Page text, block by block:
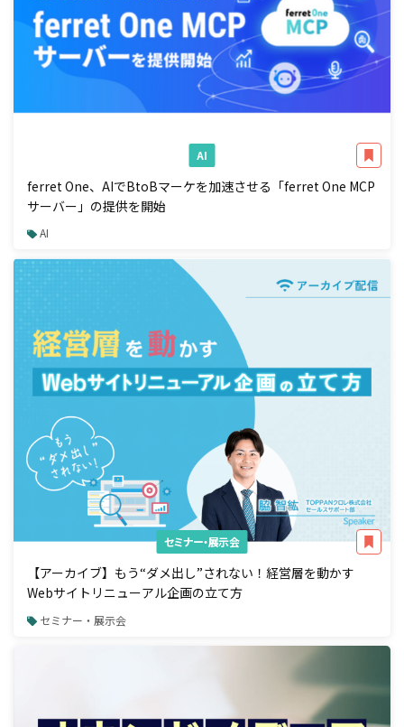
AI
ferret One、AIでBtoBマーケを加速させる「ferret One MCP
サーバー」の提供を開始
AI
セミナー・展示会
【アーカイブ】もう“ダメ出し”されない！経営層を動かす
Webサイトリニューアル企画の立て方
セミナー・展示会